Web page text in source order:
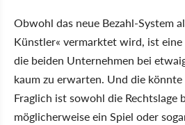
Obwohl das neue Bezahl-System
Künstler« vermarktet wird, ist
die beiden Unternehmen bei
kaum zu erwarten. Und die könnte
Fraglich ist sowohl die
möglicherweise ein Spiel oder